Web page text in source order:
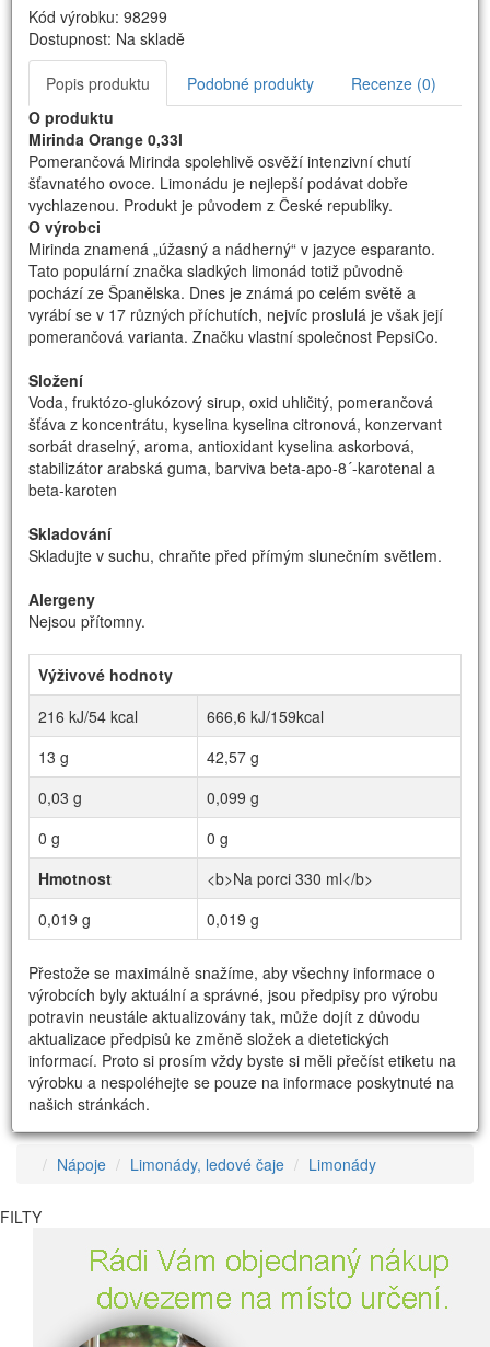
Kód výrobku: 98299
Dostupnost: Na skladě
Popis produktu Podobné produkty
Recenze (0)
O produktu
Mirinda Orange 0,33l
Pomerančová Mirinda spolehlivě osvěží intenzivní chutí
šťavnatého ovoce. Limonádu je nejlepší podávat dobře
vychlazenou. Produkt je původem z České republiky.
O výrobci
Mirinda znamená „úžasný a nádherný“ v jazyce esparanto.
Tato populární značka sladkých limonád totiž původně
pochází ze Španělska. Dnes je známá po celém světě a
vyrábí se v 17 různých příchutích, nejvíc proslulá je však její
pomerančová varianta. Značku vlastní společnost PepsiCo.
Složení
Voda, fruktózo-glukózový sirup, oxid uhličitý, pomerančová
šťáva z koncentrátu, kyselina kyselina citronová, konzervant
sorbát draselný, aroma, antioxidant kyselina askorbová,
stabilizátor arabská guma, barviva beta-apo-8´-karotenal a
beta-karoten
Skladování
Skladujte v suchu, chraňte před přímým slunečním světlem.
Alergeny
Nejsou přítomny.
Výživové hodnoty
216 kJ/54 kcal
666,6 kJ/159kcal
13 g
42,57 g
0,03 g
0,099 g
0 g
0 g
Hmotnost
<b>Na porci 330 ml</b>
0,019 g
0,019 g
Přestože se maximálně snažíme, aby všechny informace o
výrobcích byly aktuální a správné, jsou předpisy pro výrobu
potravin neustále aktualizovány tak, může dojít z důvodu
aktualizace předpisů ke změně složek a dietetických
informací. Proto si prosím vždy byste si měli přečíst etiketu na
výrobku a nespoléhejte se pouze na informace poskytnuté na
našich stránkách.
Nápoje Limonády, ledové čaje Limonády
FILTY